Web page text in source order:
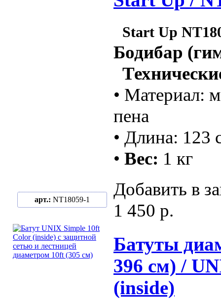
Start Up
Бодибар
• Материал:
пена
• Длина: 123
• Вес: 1 кг
арт.: NT18059-1
Добавить в
1 450 р.
Батуты
396 см) /
(inside)